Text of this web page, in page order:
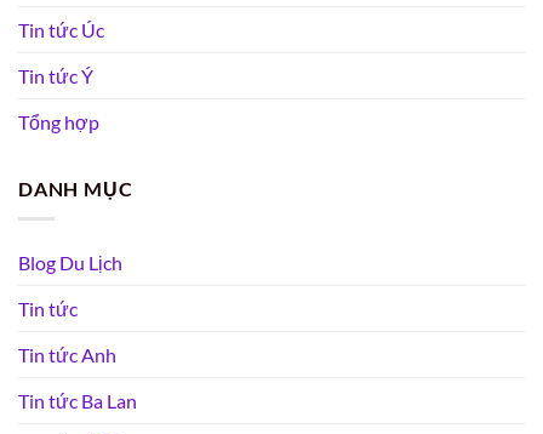
Tin tức Úc
Tin tức Ý
Tổng hợp
DANH MỤC
Blog Du Lịch
Tin tức
Tin tức Anh
Tin tức Ba Lan